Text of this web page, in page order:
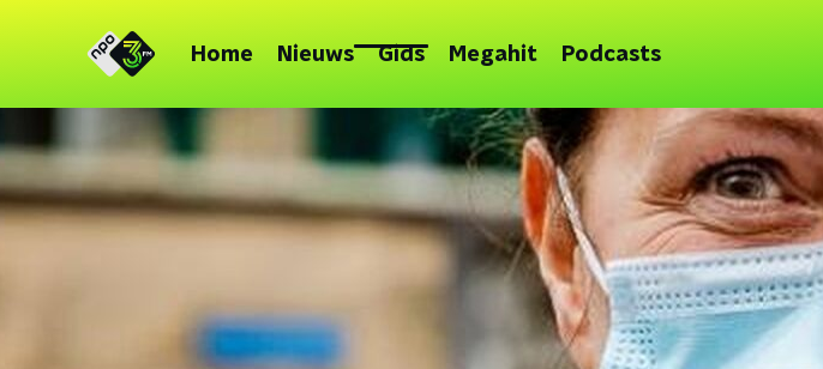
Home Nieuws Gids Megahit Podcasts